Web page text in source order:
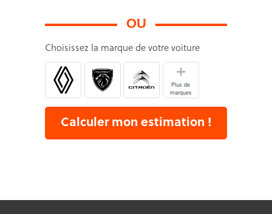
OU
Choisissez la marque de votre voiture
+
Plus de
marques
Calculer mon estimation !